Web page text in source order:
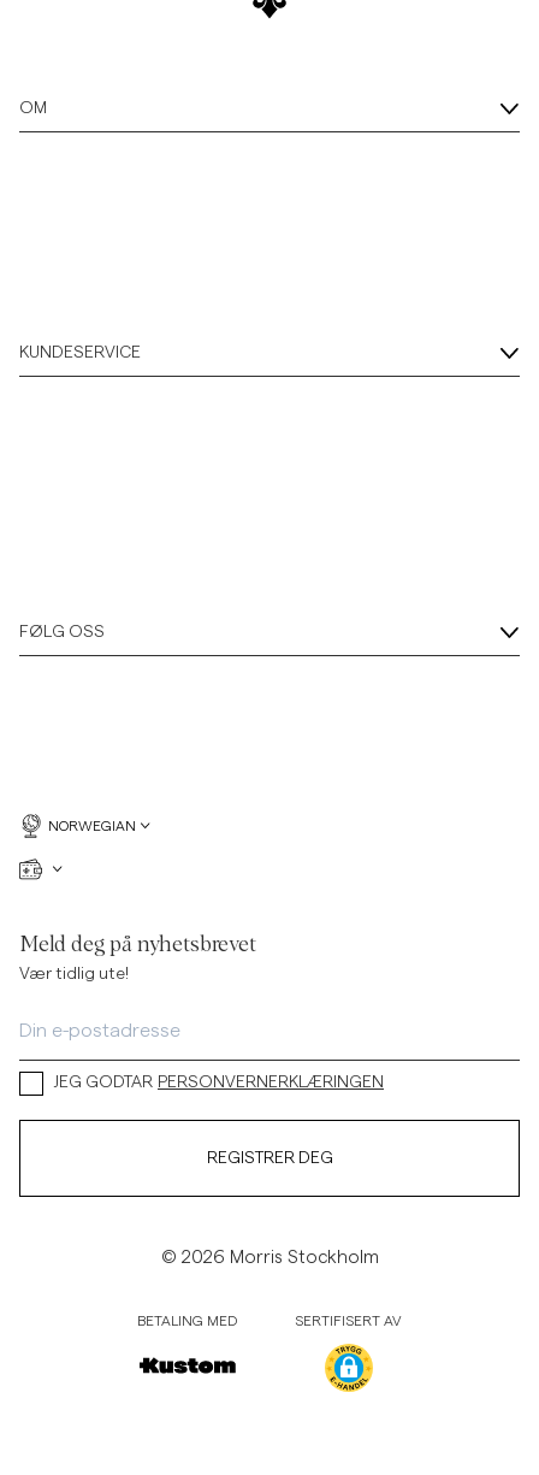
OM
KUNDESERVICE
FØLG OSS
NORWEGIAN
Meld deg på nyhetsbrevet
Vær tidlig ute!
JEG GODTAR PERSONVERNERKLÆRINGEN
REGISTRER DEG
© 2026 Morris Stockholm
BETALING MED SERTIFISERT AV